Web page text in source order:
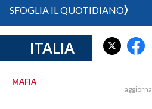
CRONACA SARDEGNA
PROVINCIA DI CAGLIARI
SFOGLIA IL QUOTIDIANO
ITALIA
MAFIA